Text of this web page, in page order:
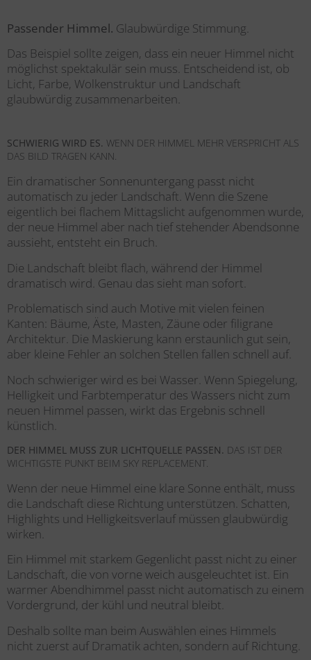
Passender Himmel. Glaubwürdige Stimmung.
Das Beispiel sollte zeigen, dass ein neuer Himmel nicht
möglichst spektakulär sein muss. Entscheidend ist, ob
Licht, Farbe, Wolkenstruktur und Landschaft
glaubwürdig zusammenarbeiten.
SCHWIERIG WIRD ES. WENN DER HIMMEL MEHR VERSPRICHT ALS
DAS BILD TRAGEN KANN.
Ein dramatischer Sonnenuntergang passt nicht
automatisch zu jeder Landschaft. Wenn die Szene
eigentlich bei flachem Mittagslicht aufgenommen wurde,
der neue Himmel aber nach tief stehender Abendsonne
aussieht, entsteht ein Bruch.
Die Landschaft bleibt flach, während der Himmel
dramatisch wird. Genau das sieht man sofort.
Problematisch sind auch Motive mit vielen feinen
Kanten: Bäume, Äste, Masten, Zäune oder filigrane
Architektur. Die Maskierung kann erstaunlich gut sein,
aber kleine Fehler an solchen Stellen fallen schnell auf.
Noch schwieriger wird es bei Wasser. Wenn Spiegelung,
Helligkeit und Farbtemperatur des Wassers nicht zum
neuen Himmel passen, wirkt das Ergebnis schnell
künstlich.
DER HIMMEL MUSS ZUR LICHTQUELLE PASSEN. DAS IST DER
WICHTIGSTE PUNKT BEIM SKY REPLACEMENT.
Wenn der neue Himmel eine klare Sonne enthält, muss
die Landschaft diese Richtung unterstützen. Schatten,
Highlights und Helligkeitsverlauf müssen glaubwürdig
wirken.
Ein Himmel mit starkem Gegenlicht passt nicht zu einer
Landschaft, die von vorne weich ausgeleuchtet ist. Ein
warmer Abendhimmel passt nicht automatisch zu einem
Vordergrund, der kühl und neutral bleibt.
Deshalb sollte man beim Auswählen eines Himmels
nicht zuerst auf Dramatik achten, sondern auf Richtung.